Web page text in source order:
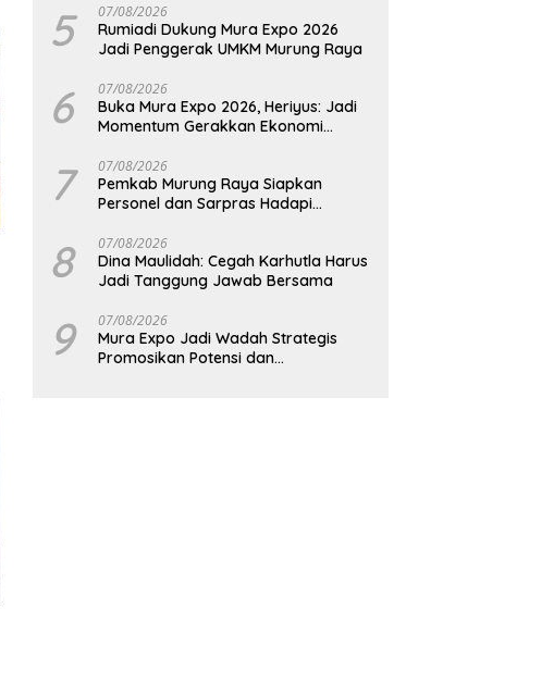
5 07/08/2026
Rumiadi Dukung Mura Expo 2026
Jadi Penggerak UMKM Murung Raya
6 07/08/2026
Buka Mura Expo 2026, Heriyus: Jadi
Momentum Gerakkan Ekonomi
7 07/08/2026
Pemkab Murung Raya Siapkan
Personel dan Sarpras Hadapi
8 07/08/2026
Dina Maulidah: Cegah Karhutla Harus
Jadi Tanggung Jawab Bersama
9 07/08/2026
Mura Expo Jadi Wadah Strategis
Promosikan Potensi dan